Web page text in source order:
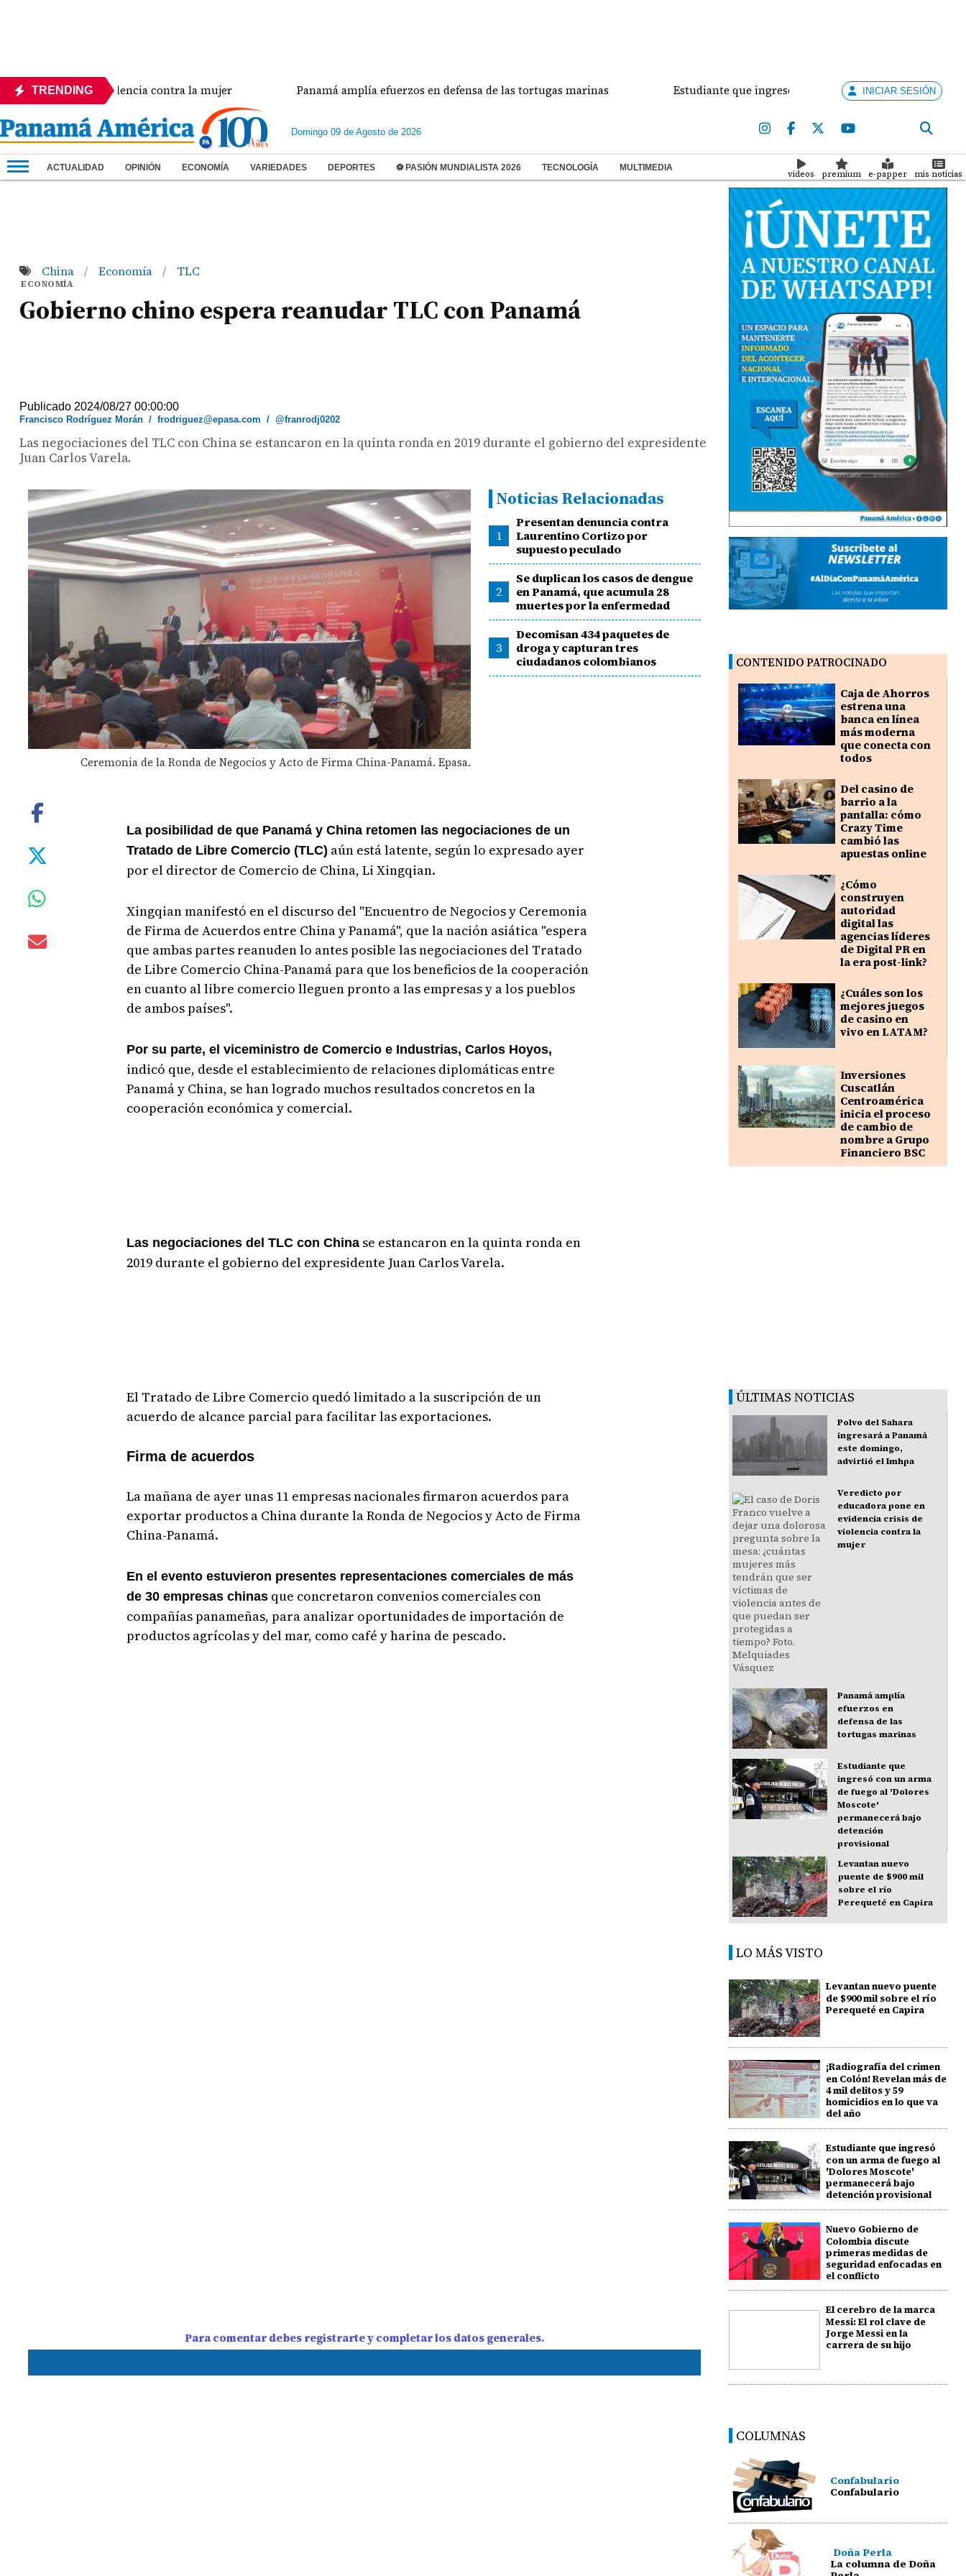
TRENDING
crisis de violencia contra la mujer Panamá amplía efuerzos en defensa de las tortugas marinas Estudiante que ingresó con un arma de fuego al 'Dolores
INICIAR SESIÓN
Domingo 09 de Agosto de 2026
ACTUALIDAD OPINIÓN ECONOMÍA VARIEDADES DEPORTES ⚽ PASIÓN MUNDIALISTA 2026 TECNOLOGÍA MULTIMEDIA
videos premium e-papper mis noticias
China / Economía / TLC
ECONOMÍA
Gobierno chino espera reanudar TLC con Panamá
Publicado 2024/08/27 00:00:00
Francisco Rodríguez Morán /frodriguez@epasa.com /@franrodj0202
Las negociaciones del TLC con China se estancaron en la quinta ronda en 2019 durante el gobierno del expresidente
Juan Carlos Varela.
Ceremonia de la Ronda de Negocios y Acto de Firma China-Panamá. Epasa.
Noticias Relacionadas
1
Presentan denuncia contra
Laurentino Cortizo por
supuesto peculado
2
Se duplican los casos de dengue
en Panamá, que acumula 28
muertes por la enfermedad
3
Decomisan 434 paquetes de
droga y capturan tres
ciudadanos colombianos
La posibilidad de que Panamá y China retomen las negociaciones de un
Tratado de Libre Comercio (TLC) aún está latente, según lo expresado ayer
por el director de Comercio de China, Li Xingqian.
Xingqian manifestó en el discurso del "Encuentro de Negocios y Ceremonia
de Firma de Acuerdos entre China y Panamá", que la nación asiática "espera
que ambas partes reanuden lo antes posible las negociaciones del Tratado
de Libre Comercio China-Panamá para que los beneficios de la cooperación
en cuanto al libre comercio lleguen pronto a las empresas y a los pueblos
de ambos países".
Por su parte, el viceministro de Comercio e Industrias, Carlos Hoyos,
indicó que, desde el establecimiento de relaciones diplomáticas entre
Panamá y China, se han logrado muchos resultados concretos en la
cooperación económica y comercial.
Las negociaciones del TLC con Chinase estancaron en la quinta ronda en
2019 durante el gobierno del expresidente Juan Carlos Varela.
El Tratado de Libre Comercio quedó limitado a la suscripción de un
acuerdo de alcance parcial para facilitar las exportaciones.
Firma de acuerdos
La mañana de ayer unas 11 empresas nacionales firmaron acuerdos para
exportar productos a China durante la Ronda de Negocios y Acto de Firma
China-Panamá.
En el evento estuvieron presentes representaciones comerciales de más
de 30 empresas chinasque concretaron convenios comerciales con
compañías panameñas, para analizar oportunidades de importación de
productos agrícolas y del mar, como café y harina de pescado.
Para comentar debes registrarte y completar los datos generales.
CONTENIDO PATROCINADO
Caja de Ahorros
estrena una
banca en línea
más moderna
que conecta con
todos
Del casino de
barrio a la
pantalla: cómo
Crazy Time
cambió las
apuestas online
¿Cómo
construyen
autoridad
digital las
agencias líderes
de Digital PR en
la era post-link?
¿Cuáles son los
mejores juegos
de casino en
vivo en LATAM?
Inversiones
Cuscatlán
Centroamérica
inicia el proceso
de cambio de
nombre a Grupo
Financiero BSC
ÚLTIMAS NOTICIAS
Polvo del Sahara
ingresará a Panamá
este domingo,
advirtió el Imhpa
Veredicto por
educadora pone en
evidencia crisis de
violencia contra la
mujer
Panamá amplía
efuerzos en
defensa de las
tortugas marinas
Estudiante que
ingresó con un arma
de fuego al 'Dolores
Moscote'
permanecerá bajo
detención
provisional
Levantan nuevo
puente de $900 mil
sobre el río
Perequeté en Capira
LO MÁS VISTO
Levantan nuevo puente
de $900 mil sobre el río
Perequeté en Capira
¡Radiografía del crimen
en Colón! Revelan más de
4 mil delitos y 59
homicidios en lo que va
del año
Estudiante que ingresó
con un arma de fuego al
'Dolores Moscote'
permanecerá bajo
detención provisional
Nuevo Gobierno de
Colombia discute
primeras medidas de
seguridad enfocadas en
el conflicto
El cerebro de la marca
Messi: El rol clave de
Jorge Messi en la
carrera de su hijo
COLUMNAS
Confabulario
Confabulario
Doña Perla
La columna de Doña